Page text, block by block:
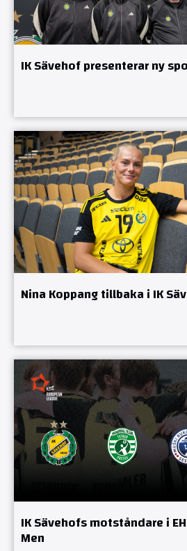
IK Sävehof presenterar ny
Nina Koppang tillbaka i IK
IK Sävehofs motståndare i
Men